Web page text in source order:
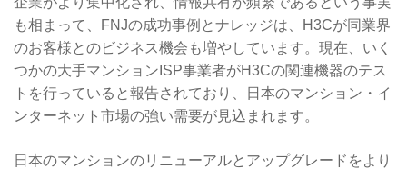
も相まって、FNJの成功事例とナレッジは、H3Cが同業界
のお客様とのビジネス機会も増やしています。現在、いく
つかの大手マンションISP事業者がH3Cの関連機器のテス
トを行っていると報告されており、日本のマンション・イ
ンターネット市場の強い需要が見込まれます。
日本のマンションのリニューアルとアップグレードをより